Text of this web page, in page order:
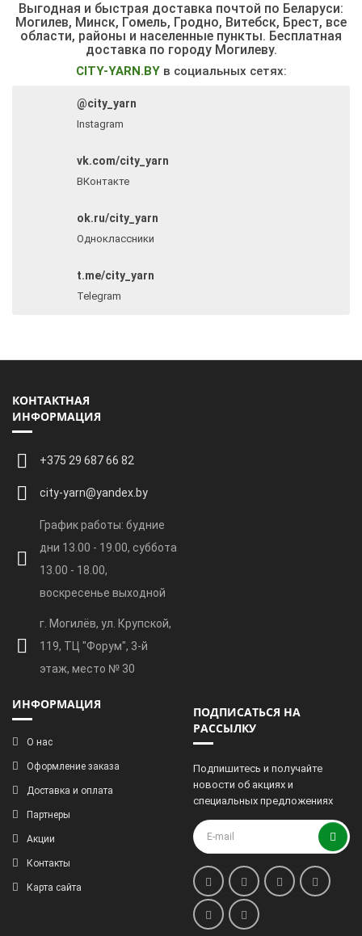
Выгодная и быстрая доставка почтой по Беларуси:
Могилев, Минск, Гомель, Гродно, Витебск, Брест, все
области, районы и населенные пункты. Бесплатная
доставка по городу Могилеву.
CITY-YARN.BYв социальных сетях:
@city_yarn
Instagram
vk.com/city_yarn
ВКонтакте
ok.ru/city_yarn
Одноклассники
t.me/city_yarn
Telegram
КОНТАКТНАЯ
ИНФОРМАЦИЯ
+375 29 687 66 82
city-yarn@yandex.by
График работы: будние
дни 13.00 - 19.00, суббота
13.00 - 18.00,
воскресенье выходной
г. Могилёв, ул. Крупской,
119, ТЦ "Форум", 3-й
этаж, место № 30
ИНФОРМАЦИЯ
О нас
Оформление заказа
Доставка и оплата
Партнеры
Акции
Контакты
Карта сайта
ПОДПИСАТЬСЯ НА
РАССЫЛКУ
Подпишитесь и получайте
новости об акциях и
специальных предложениях